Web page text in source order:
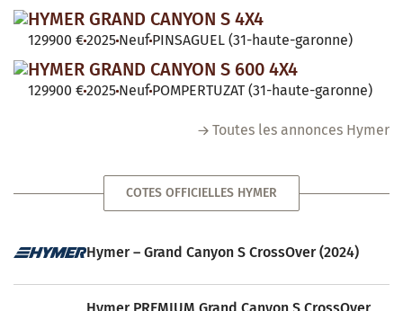
HYMER GRAND CANYON S 4X4
129900 €2025 Neuf PINSAGUEL (31-haute-garonne)
HYMER GRAND CANYON S 600 4X4
129900 €2025 Neuf POMPERTUZAT (31-haute-garonne)
Toutes les annonces Hymer
COTES OFFICIELLES HYMER
Hymer – Grand Canyon S CrossOver (2024)
Hymer PREMIUM Grand Canyon S CrossOver